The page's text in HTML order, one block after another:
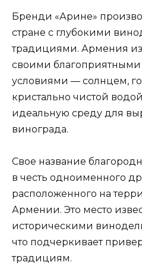
Бренди «Арине»
стране с глубокими
традициями. Армения
своими
условиями — солнцем,
кристально чистой
идеальную среду для
винограда.
Свое название
в честь одноименного
расположенного на
Армении. Это место
историческими
что подчеркивает
традициям.